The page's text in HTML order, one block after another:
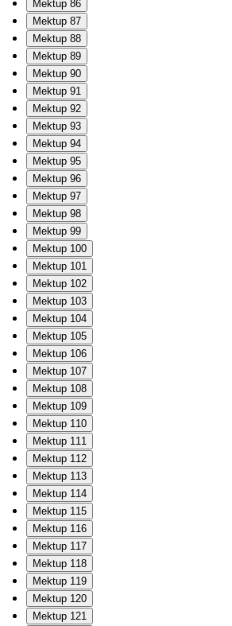
Mektup 86
Mektup 87
Mektup 88
Mektup 89
Mektup 90
Mektup 91
Mektup 92
Mektup 93
Mektup 94
Mektup 95
Mektup 96
Mektup 97
Mektup 98
Mektup 99
Mektup 100
Mektup 101
Mektup 102
Mektup 103
Mektup 104
Mektup 105
Mektup 106
Mektup 107
Mektup 108
Mektup 109
Mektup 110
Mektup 111
Mektup 112
Mektup 113
Mektup 114
Mektup 115
Mektup 116
Mektup 117
Mektup 118
Mektup 119
Mektup 120
Mektup 121